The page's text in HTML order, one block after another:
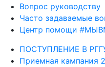
Вопрос руководству
Часто задаваемые
Центр помощи
ПОСТУПЛЕНИЕ В
Приемная кампания